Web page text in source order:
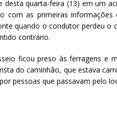
quarta-feira (13) em um
com as primeiras
quando o condutor perdeu o
contrário.
ficou preso às ferragens e
do caminhão, que estava
pessoas que passavam pelo